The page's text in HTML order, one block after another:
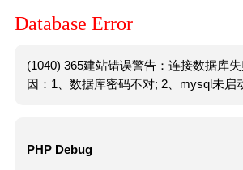
Database Error
(1040) 365建站错误警告：连接数据库
因：1、数据库密码不对; 2、mysql未启
PHP Debug